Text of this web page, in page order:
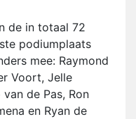
de in totaal 72
podiumplaats
mee: Raymond
Voort, Jelle
de Pas, Ron
en Ryan de